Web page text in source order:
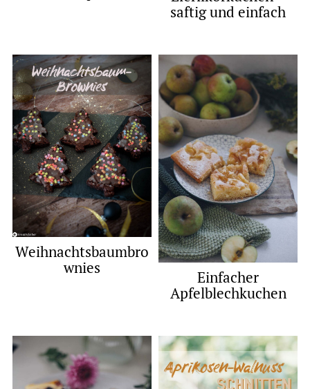
saftig und einfach
Weihnachtsbaumbro
wnies
Einfacher
Apfelblechkuchen